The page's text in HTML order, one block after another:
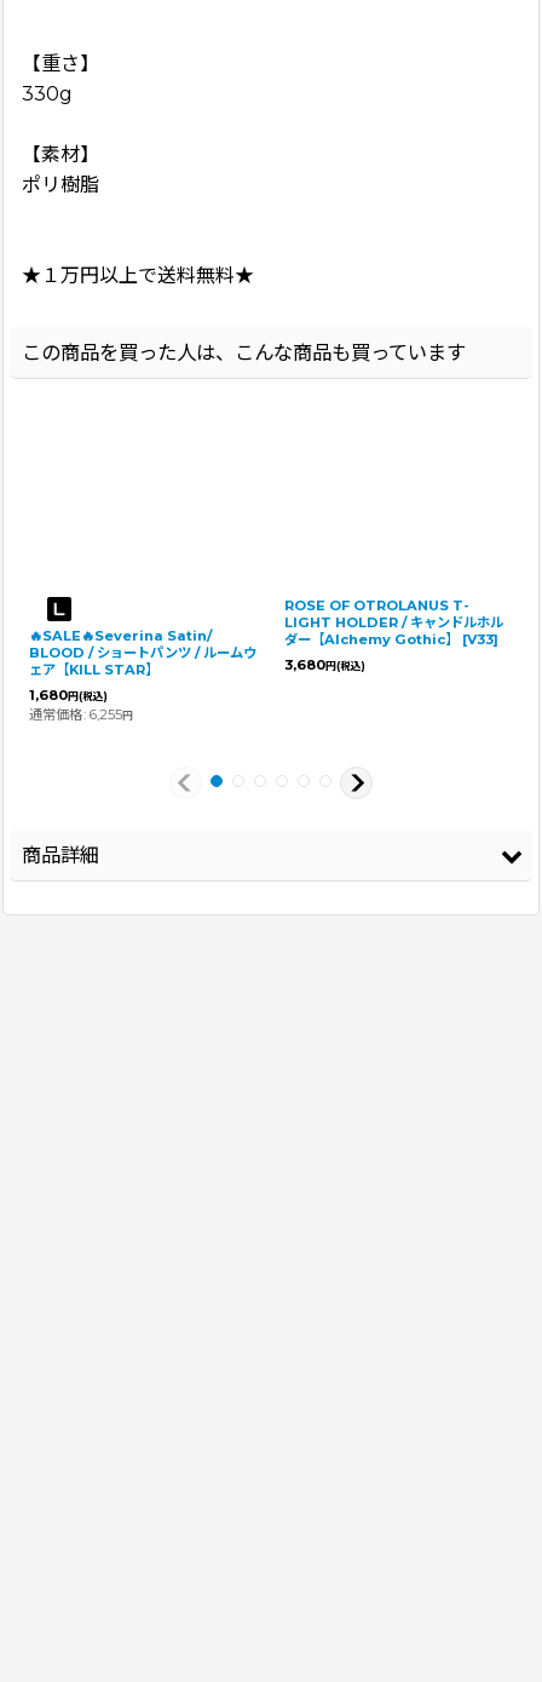
【重さ】
330g
【素材】
ポリ樹脂
★１万円以上で送料無料★
この商品を買った人は、こんな商品も買っています
🔥SALE🔥Severina Satin/
BLOOD / ショートパンツ / ルームウ
ェア【KILL STAR】
1,680円 (税込)
通常価格: 6,255円
ROSE OF OTROLANUS T-
LIGHT HOLDER / キャンドルホル
ダー【Alchemy Gothic】
[V33]
3,680円 (税込)
商品詳細
登録年 2026